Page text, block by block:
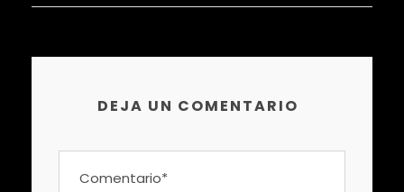
DEJA UN COMENTARIO